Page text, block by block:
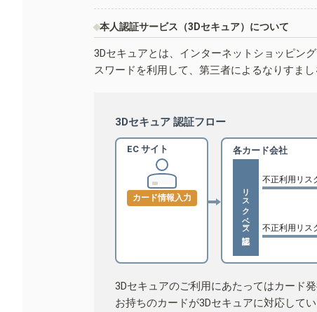
本人認証サービス（3Dセキュア）について
3Dセキュアとは、インターネットショッピン
スワードを利用して、第三者によるなりすま
3Dセキュア 認証フロー
EC サイト
カード情報入力
各カード会社
リスクベース認証
不正利用リス
不正利用リス
3Dセキュアのご利用にあたってはカード
お持ちのカードが3Dセキュアに対応して